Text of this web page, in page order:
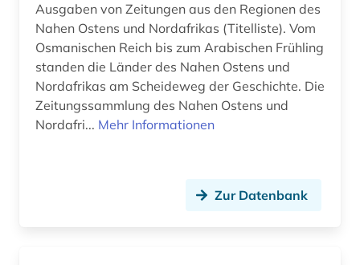
Ausgaben von Zeitungen aus den Regionen des
Nahen Ostens und Nordafrikas (Titelliste). Vom
Osmanischen Reich bis zum Arabischen Frühling
standen die Länder des Nahen Ostens und
Nordafrikas am Scheideweg der Geschichte. Die
Zeitungssammlung des Nahen Ostens und
Nordafri... Mehr Informationen
Zur Datenbank